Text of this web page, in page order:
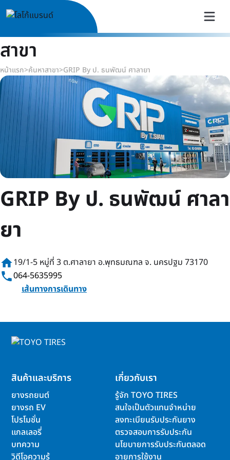
สาขา
หน้าแรก>ค้นหาสาขา>GRIP By ป. ธนพัฒน์ ศาลายา
GRIP By ป. ธนพัฒน์ ศาลา
ยา
home19/1-5 หมู่ที่ 3 ต.ศาลายา อ.พุทธมณฑล จ. นครปฐม 73170
phone064-5635995
เส้นทางการเดินทาง
สินค้าและบริการ
ยางรถยนต์
ยางรถ EV
โปรโมชั่น
แกลเลอรี่
บทความ
วิดีโอความรู้
เกี่ยวกับเรา
รู้จัก TOYO TIRES
สนใจเป็นตัวแทนจำหน่าย
ลงทะเบียนรับประกันยาง
ตรวจสอบการรับประกัน
นโยบายการรับประกันตลอด
อายุการใช้งาน